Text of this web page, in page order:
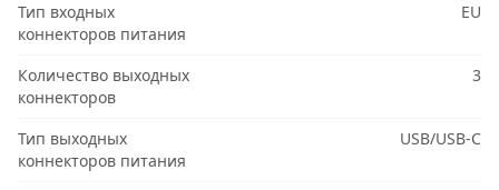
Тип входных
коннекторов питания
EU
Количество выходных
коннекторов
3
Тип выходных
коннекторов питания
USB/USB-C